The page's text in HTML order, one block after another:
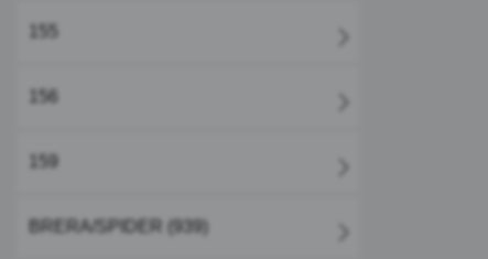
156
BRERA/SPIDER (939)